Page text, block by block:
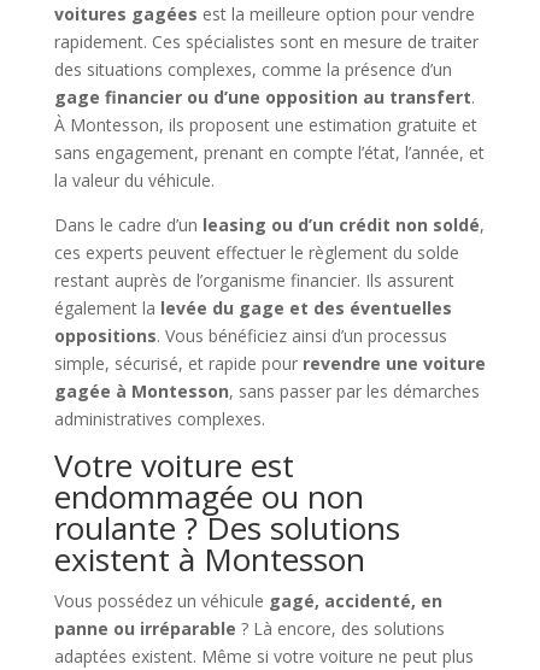
voitures gagées est la meilleure option pour vendre
rapidement. Ces spécialistes sont en mesure de traiter
des situations complexes, comme la présence d’un
gage financier ou d’une opposition au transfert.
À Montesson, ils proposent une estimation gratuite et
sans engagement, prenant en compte l’état, l’année, et
la valeur du véhicule.
Dans le cadre d’un leasing ou d’un crédit non soldé,
ces experts peuvent effectuer le règlement du solde
restant auprès de l’organisme financier. Ils assurent
également la levée du gage et des éventuelles
oppositions. Vous bénéficiez ainsi d’un processus
simple, sécurisé, et rapide pour revendre une voiture
gagée à Montesson, sans passer par les démarches
administratives complexes.
Votre voiture est
endommagée ou non
roulante ? Des solutions
existent à Montesson
Vous possédez un véhicule gagé, accidenté, en
panne ou irréparable ? Là encore, des solutions
adaptées existent. Même si votre voiture ne peut plus